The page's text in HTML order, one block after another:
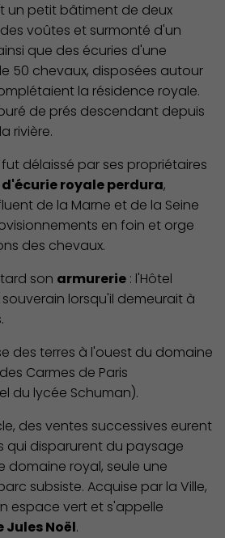
un petit bâtiment de deux
voûtes et surmonté d'un
que des écuries d'une
50 chevaux, disposées autour
la résidence royale.
de prés descendant depuis
rivière.
fut délaissé par ses propriétaires
royale perdura,
de la Marne et de la Seine
en foin et orge
des chevaux.
son armurerie : l'Hôtel
lorsqu'il demeurait à
des terres à l'ouest du domaine
Carmes de Paris
du lycée Schuman).
des ventes successives eurent
qui disparurent du paysage
domaine royal, seule une
subsiste. Acquise par la Ville,
espace vert et s'appelle
Jules Noël.